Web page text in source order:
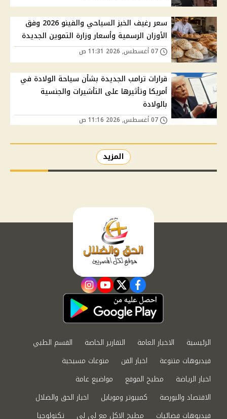
سعر رغيف الخبز السياحي والفينو 2026 وفق
الأوزان الرسمية وأسعار وزارة التموين الجديدة
قرارات ترامب الجديدة بشأن سياحة الولادة في
أمريكا وتأثيرها على التأشيرات والجنسية
بالولادة
المزيد
facebook
twitter
youtube
instagram
الرئيسية الاخبار العامة التقارير الخاصة
القسم الطبي
فيديوهات متنوعة
اخبار الفن
منوعات مسيحية
اخبار الرياضة
مطبخ الموقع
مواضيع عامة
الاقتصاد والبورصة
كمبيوتر وموبايل
اخبار الحق والضلال
فيديوهات فضائيات
مطبخ الاكل مع لى لى تكنولوجيا